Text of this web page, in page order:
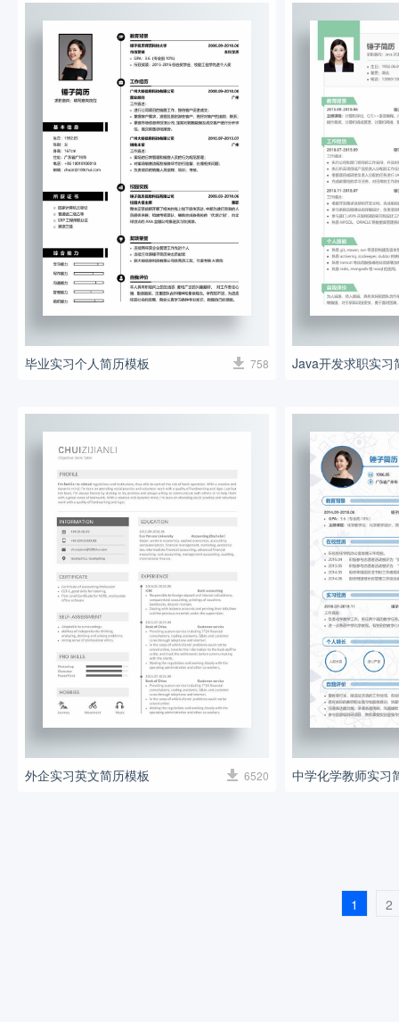
毕业实习个人简历模板 758 Java开发求职实习
外企实习英文简历模板 6520 中学化学教师实习
1 2